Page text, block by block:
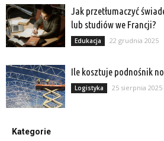
Jak przetłumaczyć
lub studiów we Francji?
Edukacja 22 grudnia 2025
Ile kosztuje podnośnik
Logistyka 25 sierpnia 2025
Kategorie